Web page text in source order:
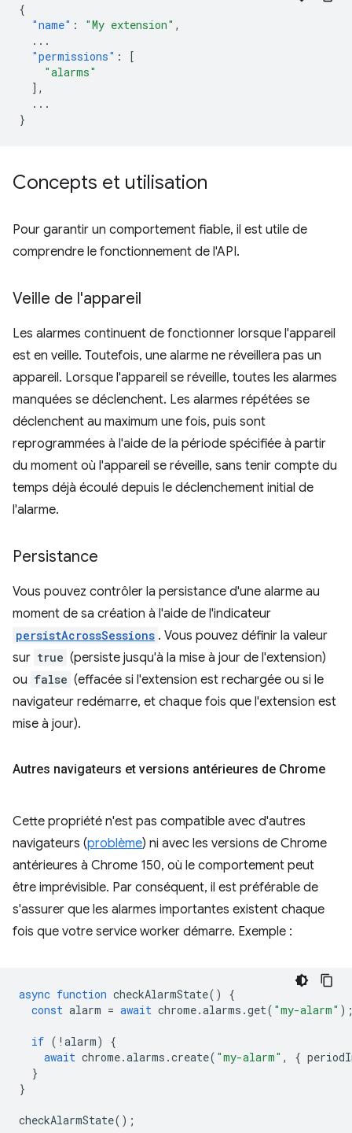
{
"name" : "My extension" ,
...
"permissions" :
[
"alarms"
],
...
}
Concepts et utilisation
Pour garantir un comportement fiable, il est utile de
comprendre le fonctionnement de l'API.
Veille de l'appareil
Les alarmes continuent de fonctionner lorsque l'appareil
est en veille. Toutefois, une alarme ne réveillera pas un
appareil. Lorsque l'appareil se réveille, toutes les alarmes
manquées se déclenchent. Les alarmes répétées se
déclenchent au maximum une fois, puis sont
reprogrammées à l'aide de la période spécifiée à partir
du moment où l'appareil se réveille, sans tenir compte du
temps déjà écoulé depuis le déclenchement initial de
l'alarme.
Persistance
Vous pouvez contrôler la persistance d'une alarme au
moment de sa création à l'aide de l'indicateur
persistAcrossSessions . Vous pouvez définir la valeur
sur true (persiste jusqu'à la mise à jour de l'extension)
ou false (effacée si l'extension est rechargée ou si le
navigateur redémarre, et chaque fois que l'extension est
mise à jour).
Autres navigateurs et versions antérieures de Chrome
Cette propriété n'est pas compatible avec d'autres
navigateurs (problème) ni avec les versions de Chrome
antérieures à Chrome 150, où le comportement peut
être imprévisible. Par conséquent, il est préférable de
s'assurer que les alarmes importantes existent chaque
fois que votre service worker démarre. Exemple :
async function checkAlarmState()
{
const alarm = await chrome.alarms .get( "my-alarm"
if ( ! alarm)
{
await chrome.alarms .create( "my-alarm" , {
}
}
checkAlarmState();